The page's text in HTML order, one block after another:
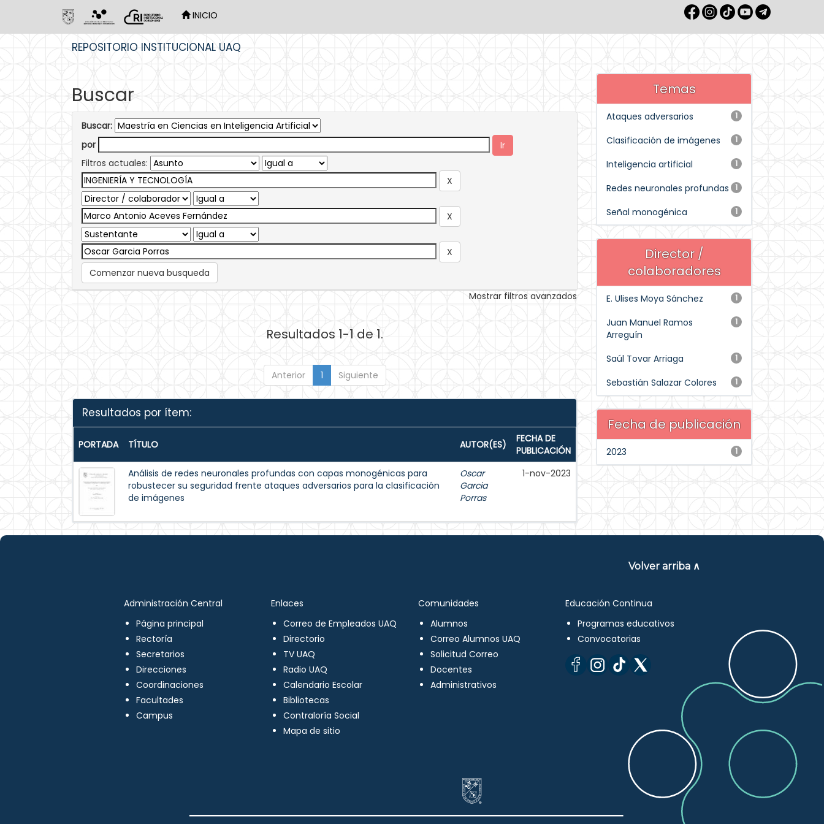
INICIO
REPOSITORIO INSTITUCIONAL UAQ
Buscar
Buscar:
por
Filtros actuales:
Comenzar nueva busqueda
Mostrar filtros avanzados
Resultados 1-1 de 1.
Anterior 1 Siguiente
Resultados por ítem:
PORTADA TÍTULO AUTOR(ES)
FECHA DE
PUBLICACIÓN
Análisis de redes neuronales profundas con capas monogénicas para
robustecer su seguridad frente ataques adversarios para la clasificación
de imágenes
Oscar
Garcia
Porras
1-nov-2023
Temas
1
Ataques adversarios
1
Clasificación de imágenes
1
Inteligencia artificial
1
Redes neuronales profundas
1
Señal monogénica
Director /
colaboradores
1
E. Ulises Moya Sánchez
1
Juan Manuel Ramos
Arreguín
1
Saúl Tovar Arriaga
1
Sebastián Salazar Colores
Fecha de publicación
1
2023
Volver arriba ∧
Administración Central
Página principal
Rectoría
Secretarios
Direcciones
Coordinaciones
Facultades
Campus
Enlaces
Correo de Empleados UAQ
Directorio
TV UAQ
Radio UAQ
Calendario Escolar
Bibliotecas
Contraloría Social
Mapa de sitio
Comunidades
Alumnos
Correo Alumnos UAQ
Solicitud Correo
Docentes
Administrativos
Educación Continua
Programas educativos
Convocatorias